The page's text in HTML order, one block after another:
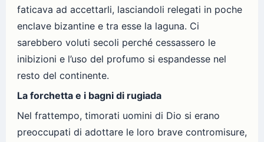
faticava ad accettarli, lasciandoli relegati in poche
enclave bizantine e tra esse la laguna. Ci
sarebbero voluti secoli perché cessassero le
inibizioni e l’uso del profumo si espandesse nel
resto del continente.
La forchetta e i bagni di rugiada
Nel frattempo, timorati uomini di Dio si erano
preoccupati di adottare le loro brave contromisure,